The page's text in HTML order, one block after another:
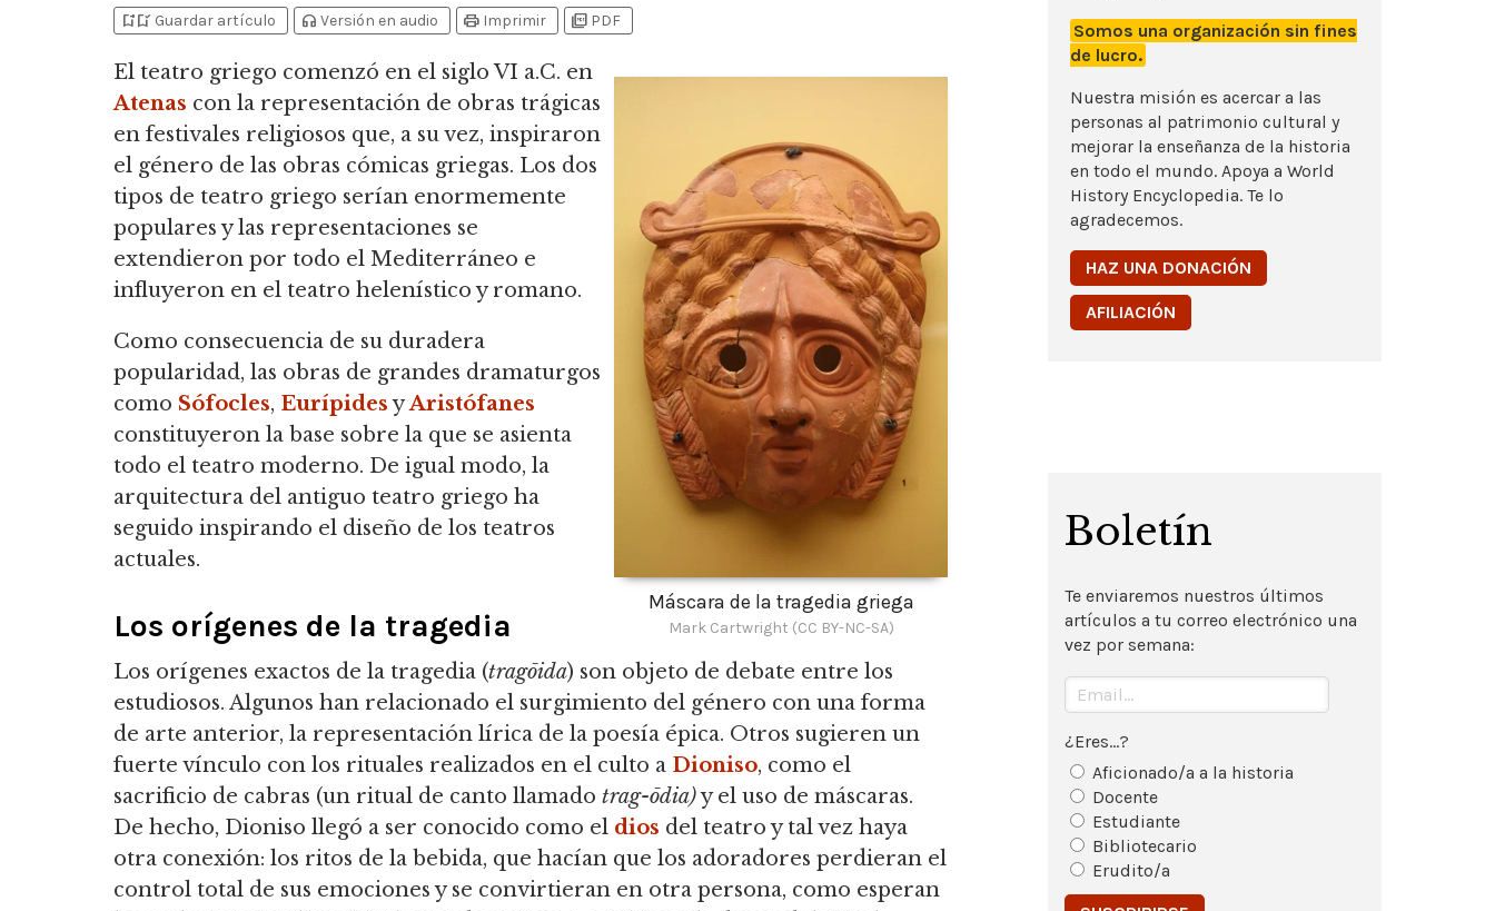
bookmark_addbookmark_added Guardar artículo headphones Versión en audio print Imprimir picture_as_pdf PDF
Máscara de la tragedia griega
Mark Cartwright (CC BY-NC-SA)
El teatro griego comenzó en el siglo VI a.C. en
Atenas con la representación de obras trágicas
en festivales religiosos que, a su vez, inspiraron
el género de las obras cómicas griegas. Los dos
tipos de teatro griego serían enormemente
populares y las representaciones se
extendieron por todo el Mediterráneo e
influyeron en el teatro helenístico y romano.
Como consecuencia de su duradera
popularidad, las obras de grandes dramaturgos
como Sófocles, EurípidesyAristófanes
constituyeron la base sobre la que se asienta
todo el teatro moderno. De igual modo, la
arquitectura del antiguo teatro griego ha
seguido inspirando el diseño de los teatros
actuales.
Los orígenes de la tragedia
Los orígenes exactos de la tragedia (tragōida) son objeto de debate entre los
estudiosos. Algunos han relacionado el surgimiento del género con una forma
de arte anterior, la representación lírica de la poesía épica. Otros sugieren un
fuerte vínculo con los rituales realizados en el culto a Dioniso, como el
sacrificio de cabras (un ritual de canto llamado trag-ōdia)y el uso de máscaras.
De hecho, Dioniso llegó a ser conocido como el dios del teatro y tal vez haya
otra conexión: los ritos de la bebida, que hacían que los adoradores perdieran el
control total de sus emociones y se convirtieran en otra persona, como esperan
Somos una organización sin fines
de lucro.
Nuestra misión es acercar a las
personas al patrimonio cultural y
mejorar la enseñanza de la historia
en todo el mundo. Apoya a World
History Encyclopedia. Te lo
agradecemos.
HAZ UNA DONACIÓN
AFILIACIÓN
Boletín
Te enviaremos nuestros últimos
artículos a tu correo electrónico una
vez por semana:
¿Eres...?
Aficionado/a a la historia
Docente
Estudiante
Bibliotecario
Erudito/a